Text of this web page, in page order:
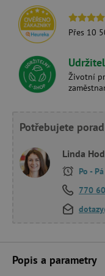
Přes 10
Životní
Potřebujete
Linda
Po -
770
Popis a parametry